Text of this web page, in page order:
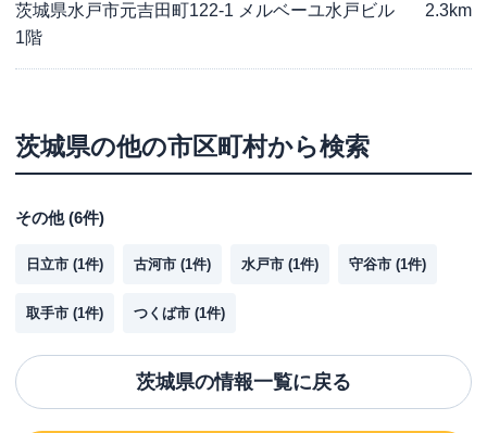
茨城県水戸市元吉田町122-1 メルベーユ水戸ビル
1階
2.3km
茨城県の他の市区町村から検索
その他(6件)
日立市 (1件) 古河市 (1件) 水戸市 (1件) 守谷市 (1件)
取手市 (1件) つくば市 (1件)
茨城県の情報一覧に戻る